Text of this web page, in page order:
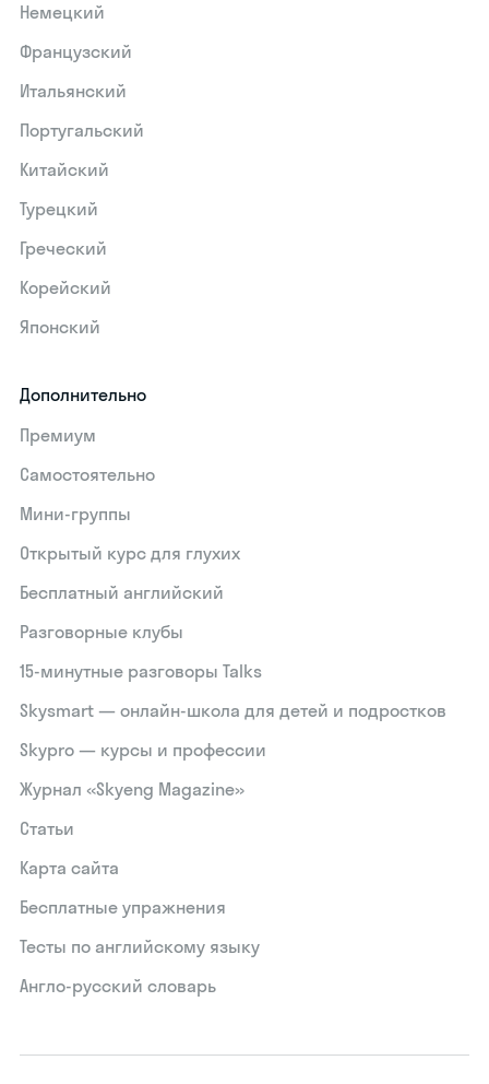
Немецкий
Французский
Итальянский
Португальский
Китайский
Турецкий
Греческий
Корейский
Японский
Дополнительно
Премиум
Самостоятельно
Мини-группы
Открытый курс для глухих
Бесплатный английский
Разговорные клубы
15‑минутные разговоры Talks
Skysmart — онлайн-школа для детей и подростков
Skypro — курсы и профессии
Журнал «Skyeng Magazine»
Статьи
Карта сайта
Бесплатные упражнения
Тесты по английскому языку
Англо-русский словарь